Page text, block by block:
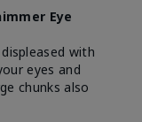
Eye
with
eyes and
chunks also